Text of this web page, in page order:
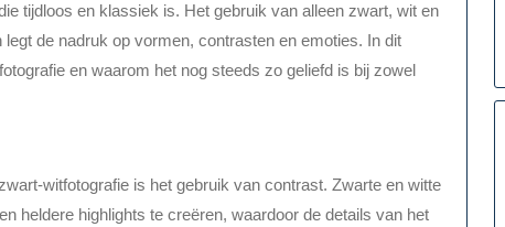
tijdloos en klassiek is. Het gebruik van alleen zwart, wit en
legt de nadruk op vormen, contrasten en emoties. In dit
en waarom het nog steeds zo geliefd is bij zowel
witfotografie is het gebruik van contrast. Zwarte en witte
heldere highlights te creëren, waardoor de details van het